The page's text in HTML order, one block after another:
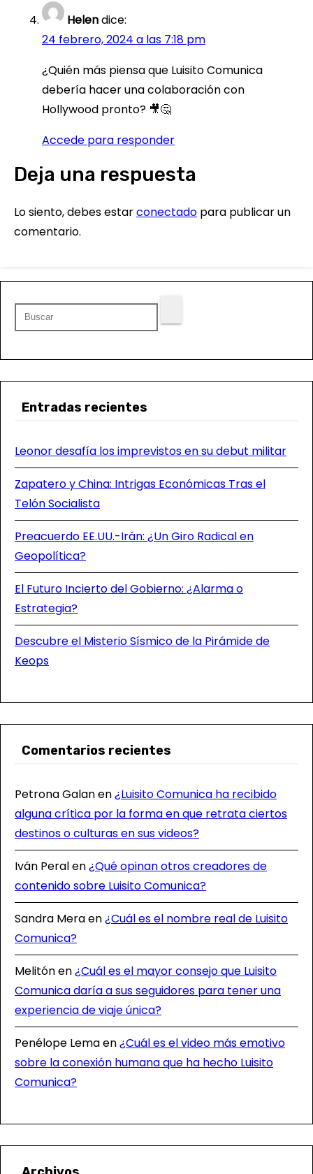
Helendice:
24 febrero, 2024 a las 7:18 pm
¿Quién más piensa que Luisito Comunica
debería hacer una colaboración con
Hollywood pronto? 🎥🤔
Accede para responder
Deja una respuesta
Lo siento, debes estarconectado para publicar un
comentario.
Entradas recientes
Leonor desafía los imprevistos en su debut militar
Zapatero y China: Intrigas Económicas Tras el
Telón Socialista
Preacuerdo EE.UU.-Irán: ¿Un Giro Radical en
Geopolítica?
El Futuro Incierto del Gobierno: ¿Alarma o
Estrategia?
Descubre el Misterio Sísmico de la Pirámide de
Keops
Comentarios recientes
Petrona Galanen¿Luisito Comunica ha recibido
alguna crítica por la forma en que retrata ciertos
destinos o culturas en sus videos?
Iván Peralen¿Qué opinan otros creadores de
contenido sobre Luisito Comunica?
Sandra Meraen¿Cuál es el nombre real de Luisito
Comunica?
Melitónen¿Cuál es el mayor consejo que Luisito
Comunica daría a sus seguidores para tener una
experiencia de viaje única?
Penélope Lemaen¿Cuál es el video más emotivo
sobre la conexión humana que ha hecho Luisito
Comunica?